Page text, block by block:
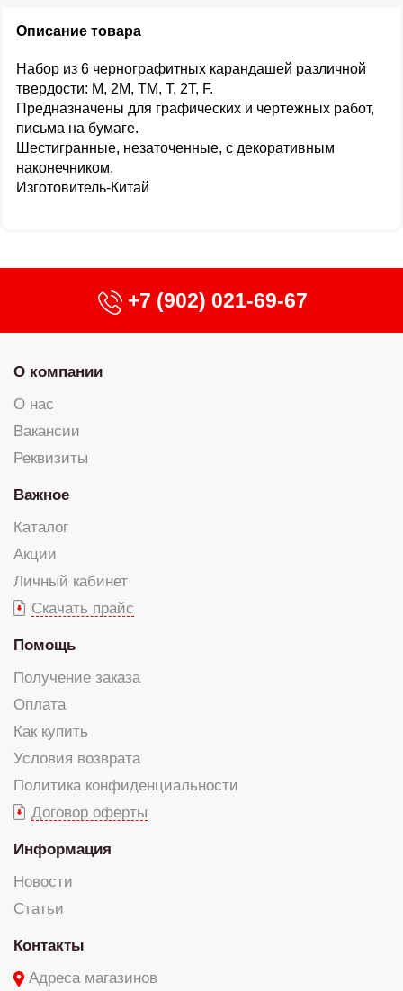
Описание товара
Набор из 6 чернографитных карандашей различной
твердости: М, 2М, ТМ, Т, 2Т, F.
Предназначены для графических и чертежных работ,
письма на бумаге.
Шестигранные, незаточенные, с декоративным
наконечником.
Изготовитель-Китай
+7 (902) 021-69-67
О компании
О нас
Вакансии
Реквизиты
Важное
Каталог
Акции
Личный кабинет
Скачать прайс
Помощь
Получение заказа
Оплата
Как купить
Условия возврата
Политика конфиденциальности
Договор оферты
Информация
Новости
Статьи
Контакты
Адреса магазинов